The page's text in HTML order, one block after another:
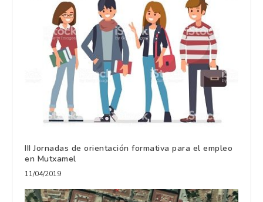
III Jornadas de orientación formativa para el empleo
en Mutxamel
11/04/2019